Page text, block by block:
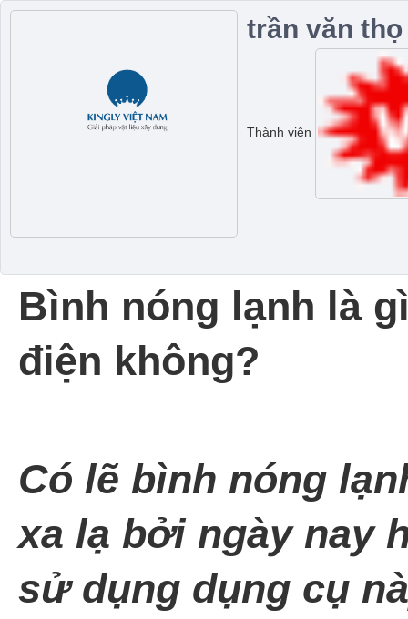
trần văn thọ
Thành viên
Bình nóng lạnh là
điện không?
Có lẽ bình nóng
xa lạ bởi ngày nay
sử dụng dụng cụ